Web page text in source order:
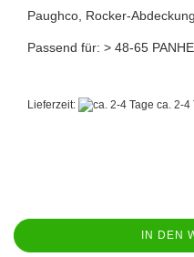
Paughco, Rocker-
Passend für: > 48-65
Lieferzeit: ca. 2-4
IN DEN